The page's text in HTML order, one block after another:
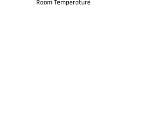
Room Temperature